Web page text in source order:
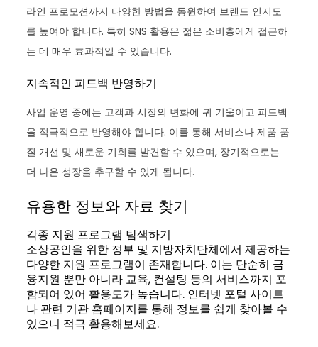
라인 프로모션까지 다양한 방법을 동원하여 브랜드 인지도
를 높여야 합니다. 특히 SNS 활용은 젊은 소비층에게 접근하
는 데 매우 효과적일 수 있습니다.
지속적인 피드백 반영하기
사업 운영 중에는 고객과 시장의 변화에 귀 기울이고 피드백
을 적극적으로 반영해야 합니다. 이를 통해 서비스나 제품 품
질 개선 및 새로운 기회를 발견할 수 있으며, 장기적으로는
더 나은 성장을 추구할 수 있게 됩니다.
유용한 정보와 자료 찾기
각종 지원 프로그램 탐색하기
소상공인을 위한 정부 및 지방자치단체에서 제공하는
다양한 지원 프로그램이 존재합니다. 이는 단순히 금
융지원 뿐만 아니라 교육, 컨설팅 등의 서비스까지 포
함되어 있어 활용도가 높습니다. 인터넷 포털 사이트
나 관련 기관 홈페이지를 통해 정보를 쉽게 찾아볼 수
있으니 적극 활용해보세요.